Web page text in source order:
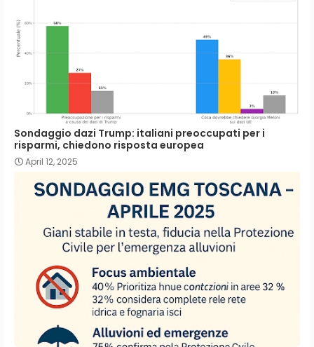
Sondaggio dazi Trump: italiani preoccupati per i
risparmi, chiedono risposta europea
April 12, 2025